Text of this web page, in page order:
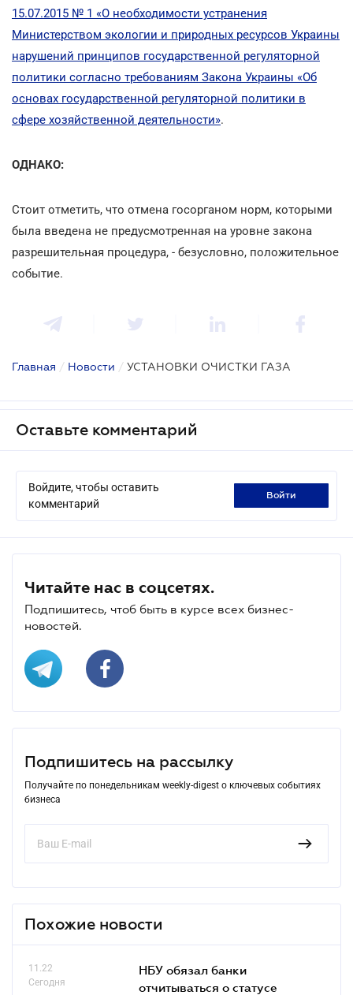
15.07.2015 № 1 «О необходимости устранения
Министерством экологии и природных ресурсов Украины
нарушений принципов государственной регуляторной
политики согласно требованиям Закона Украины «Об
основах государственной регуляторной политики в
сфере хозяйственной деятельности».
ОДНАКО:
Стоит отметить, что отмена госорганом норм, которыми
была введена не предусмотренная на уровне закона
разрешительная процедура, - безусловно, положительное
событие.
Главная / Новости / УСТАНОВКИ ОЧИСТКИ ГАЗА
Оставьте комментарий
Войдите, чтобы оставить
комментарий
войти
Читайте нас в соцсетях.
Подпишитесь, чтоб быть в курсе всех бизнес-
новостей.
Подпишитесь на рассылку
Получайте по понедельникам weekly-digest о ключевых событиях
бизнеса
Похожие новости
11.22
Сегодня
НБУ обязал банки
отчитываться о статусе